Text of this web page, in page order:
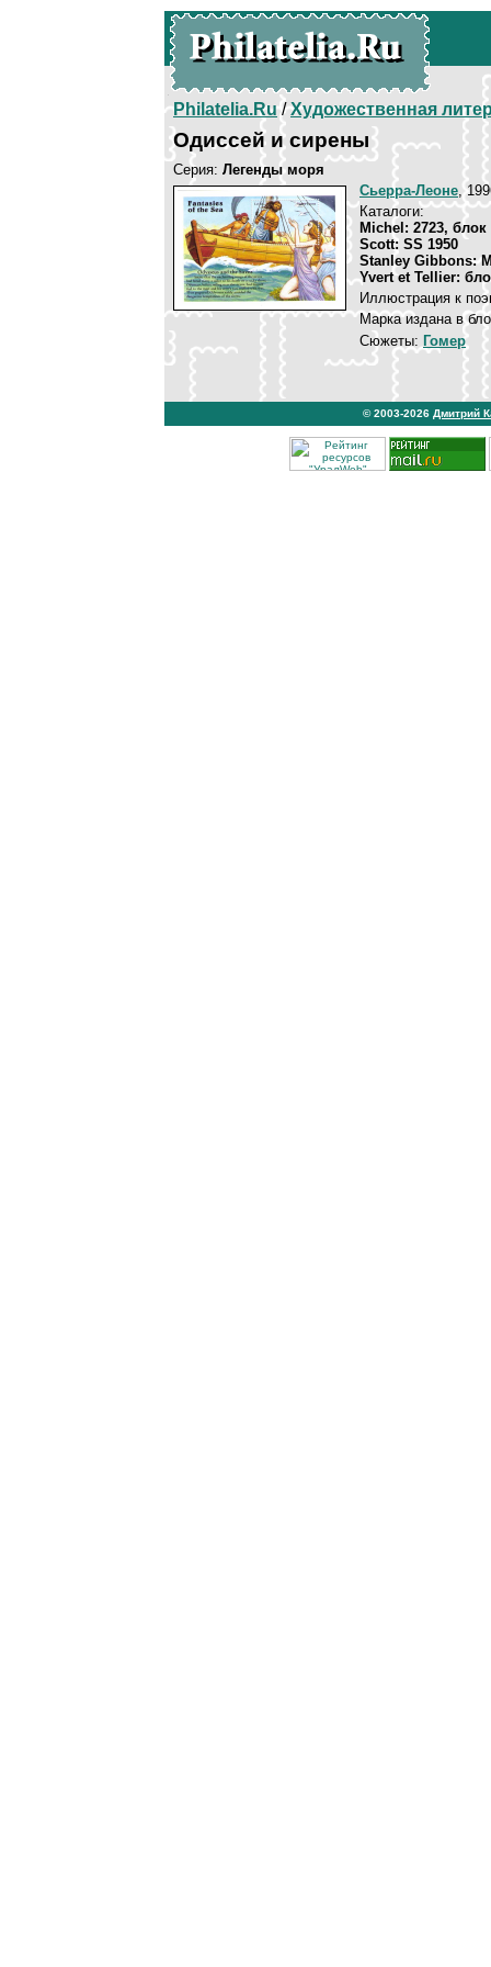
Philatelia.Ru/Художественная
Одиссей и сирены
Серия: Легенды моря
Сьерра-Леоне,
Каталоги:
Michel: 2723, блок
Scott: SS 1950
Stanley Gibbons:
Yvert et Tellier:
Иллюстрация к
Марка издана в
Сюжеты: Гомер
© 2003-2026 Дмитрий